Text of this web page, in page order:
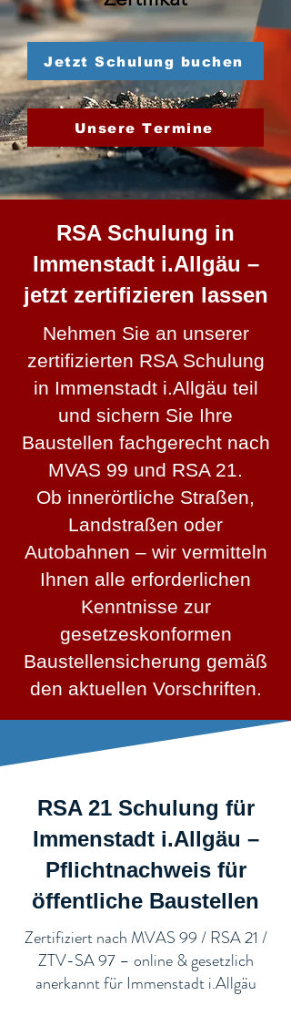
Jetzt Schulung buchen
Unsere Termine
RSA Schulung in
Immenstadt i.Allgäu –
jetzt zertifizieren lassen
Nehmen Sie an unserer
zertifizierten RSA Schulung
in Immenstadt i.Allgäu teil
und sichern Sie Ihre
Baustellen fachgerecht nach
MVAS 99 und RSA 21.
Ob innerörtliche Straßen,
Landstraßen oder
Autobahnen – wir vermitteln
Ihnen alle erforderlichen
Kenntnisse zur
gesetzeskonformen
Baustellensicherung gemäß
den aktuellen Vorschriften.
RSA 21 Schulung für
Immenstadt i.Allgäu –
Pflichtnachweis für
öffentliche Baustellen​
​Zertifiziert nach MVAS 99 / RSA 21 /
ZTV-SA 97 – online & gesetzlich
anerkannt für Immenstadt i.Allgäu